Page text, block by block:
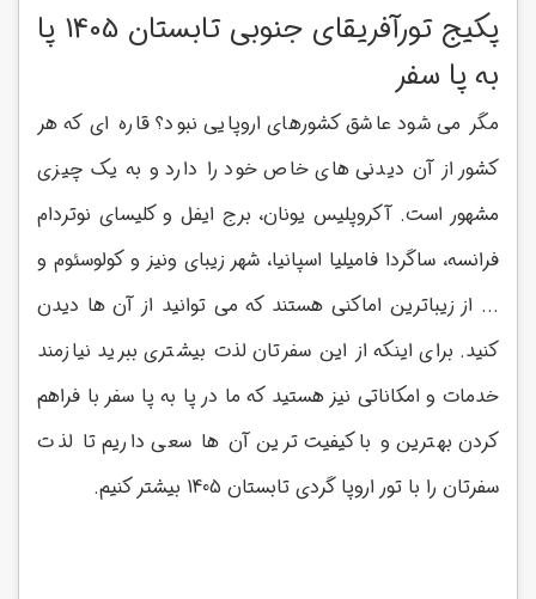
پکیج تورآفریقای جنوبی تابستان 1405 پا
به پا سفر
مگر می شود عاشق کشورهای اروپایی نبود؟ قاره ای که هر
کشور از آن دیدنی های خاص خود را دارد و به یک چیزی
مشهور است. آکروپلیس یونان، برج ایفل و کلیسای نوتردام
فرانسه، ساگردا فامیلیا اسپانیا، شهر زیبای ونیز و کولوسئوم و
... از زیباترین اماکنی هستند که می توانید از آن ها دیدن
کنید. برای اینکه از این سفرتان لذت بیشتری ببرید نیازمند
خدمات و امکاناتی نیز هستید که ما در پا به پا سفر با فراهم
کردن بهترین و باکیفیت ترین آن ها سعی داریم تا لذت
سفرتان را با تور اروپا گردی تابستان 1405 بیشتر کنیم.